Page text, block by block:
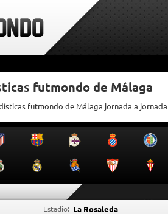
futmondo de Málaga
futmondo de Málaga jornada a jornada
Estadio: La Rosaleda